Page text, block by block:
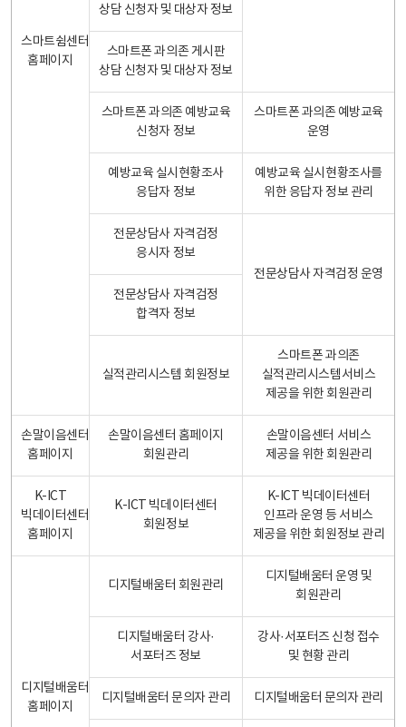
스마트쉼센터
홈페이지
상담 신청자 및 대상자 정보
스마트폰 과의존 게시판
상담 신청자 및 대상자 정보
스마트폰 과의존 예방교육
신청자 정보
스마트폰 과의존 예방교육
운영
예방교육 실시현황조사
응답자 정보
예방교육 실시현황조사를
위한 응답자 정보 관리
전문상담사 자격검정
응시자 정보
전문상담사 자격검정 운영
전문상담사 자격검정
합격자 정보
실적관리시스템 회원정보
스마트폰 과의존
실적관리시스템서비스
제공을 위한 회원관리
손말이음센터
홈페이지
손말이음센터 홈페이지
회원관리
손말이음센터 서비스
제공을 위한 회원관리
K-ICT
빅데이터센터
홈페이지
K-ICT 빅데이터센터
회원정보
K-ICT 빅데이터센터
인프라 운영 등 서비스
제공을 위한 회원정보 관리
디지털배움터
홈페이지
디지털배움터 회원관리
디지털배움터 운영 및
회원관리
디지털배움터 강사·
서포터즈 정보
강사·서포터즈 신청 접수
및 현황 관리
디지털배움터 문의자 관리 디지털배움터 문의자 관리